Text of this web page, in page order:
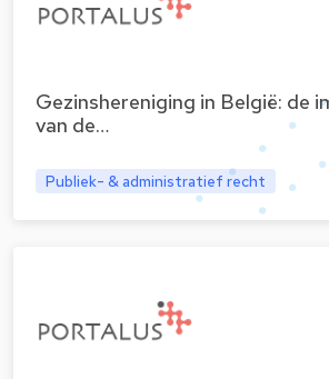
Gezinshereniging in België: de
van de…
Publiek- & administratief recht